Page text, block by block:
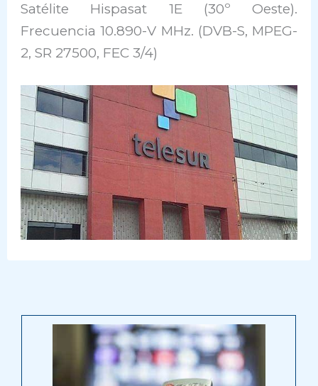
Satélite Hispasat 1E (30º Oeste).
Frecuencia 10.890-V MHz. (DVB-S, MPEG-
2, SR 27500, FEC 3/4)